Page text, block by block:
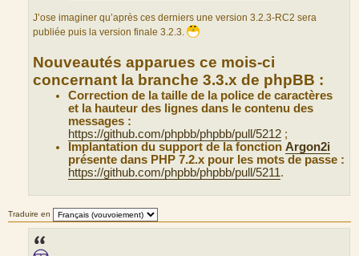
J’ose imaginer qu’après ces derniers une version 3.2.3-RC2 sera
publiée puis la version finale 3.2.3.
Nouveautés apparues ce mois-ci
concernant la branche 3.3.x de phpBB :
Correction de la taille de la police de caractères
et la hauteur des lignes dans le contenu des
messages :
https://github.com/phpbb/phpbb/pull/5212 ;
Implantation du support de la fonctionArgon2i
présente dans PHP 7.2.x pour les mots de passe :
https://github.com/phpbb/phpbb/pull/5211.
Traduire en